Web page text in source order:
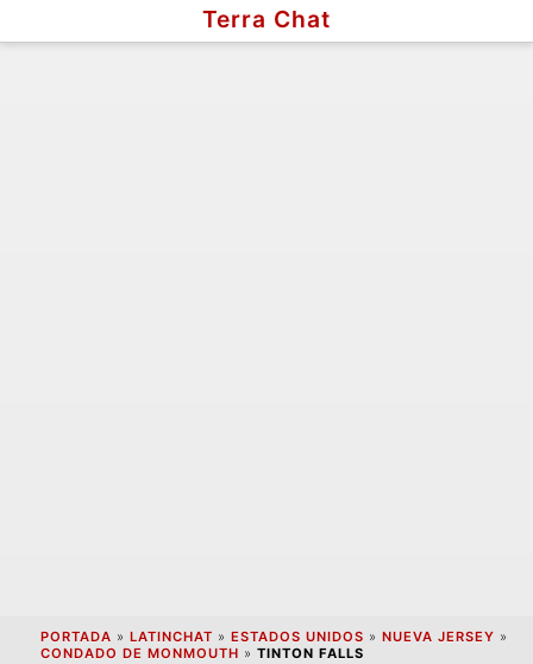
Terra Chat
PORTADA » LATINCHAT » ESTADOS UNIDOS » NUEVA JERSEY »
CONDADO DE MONMOUTH » TINTON FALLS